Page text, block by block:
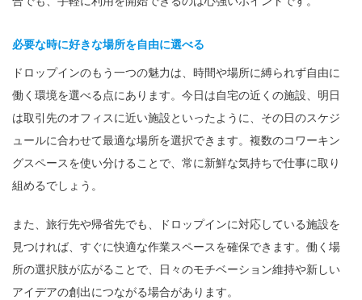
必要な時に好きな場所を自由に選べる
ドロップインのもう一つの魅力は、時間や場所に縛られず自由に
働く環境を選べる点にあります。今日は自宅の近くの施設、明日
は取引先のオフィスに近い施設といったように、その日のスケジ
ュールに合わせて最適な場所を選択できます。複数のコワーキン
グスペースを使い分けることで、常に新鮮な気持ちで仕事に取り
組めるでしょう。
また、旅行先や帰省先でも、ドロップインに対応している施設を
見つければ、すぐに快適な作業スペースを確保できます。働く場
所の選択肢が広がることで、日々のモチベーション維持や新しい
アイデアの創出につながる場合があります。